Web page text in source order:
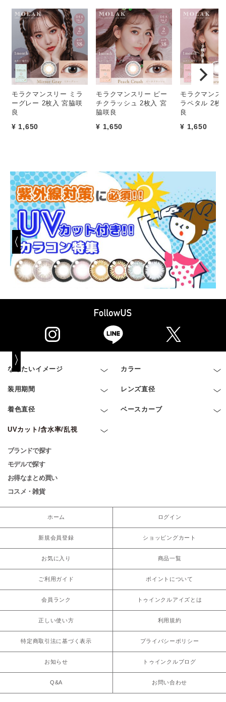
モラクマンスリー ミラ
ーグレー 2枚入 宮脇咲
良
¥ 1,650
モラクマンスリー ピー
チクラッシュ 2枚入 宮
脇咲良
¥ 1,650
モラクマンス
ラペタル 2枚
良
¥ 1,650
なりたいイメージ カラー
装用期間 レンズ直径
着色直径 ベースカーブ
UVカット/含水率/乱視
ブランドで探す
モデルで探す
お得なまとめ買い
コスメ・雑貨
ホーム ログイン
新規会員登録 ショッピングカート
お気に入り 商品一覧
ご利用ガイド ポイントについて
会員ランク トゥインクルアイズとは
正しい使い方 利用規約
特定商取引法に基づく表示 プライバシーポリシー
お知らせ トゥインクルブログ
Q&A お問い合わせ